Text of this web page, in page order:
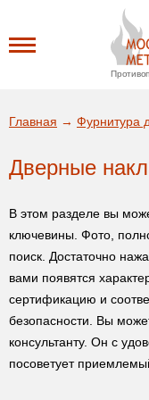
О заводе
Доставка
Установка
Покупателям
Галерея
Главная → Фурнитура
Дверные
В этом разделе вы
ключевины. Фото,
поиск. Достаточно
вами появятся
сертификацию и
безопасности. Вы
консультанту. Он с
посоветует